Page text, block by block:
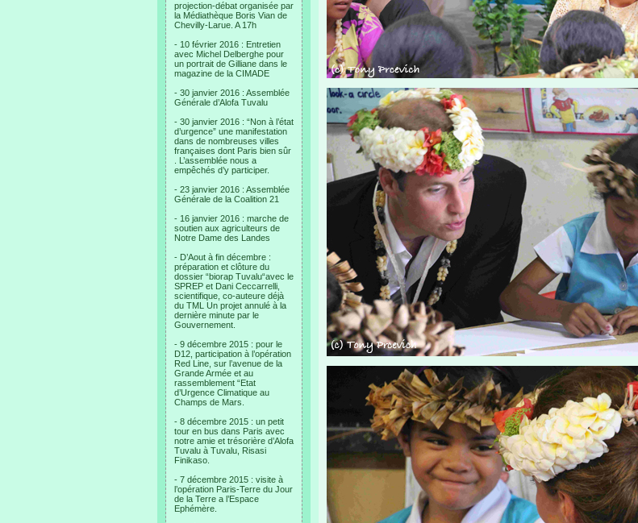
projection-débat organisée par
la Médiathèque Boris Vian de
Chevilly-Larue. A 17h
- 10 février 2016 : Entretien
avec Michel Delberghe pour
un portrait de Gilliane dans le
magazine de la CIMADE
- 30 janvier 2016 : Assemblée
Générale d’Alofa Tuvalu
- 30 janvier 2016 : “Non à l’état
d’urgence” une manifestation
dans de nombreuses villes
françaises dont Paris bien sûr
. L’assemblée nous a
empêchés d’y participer.
- 23 janvier 2016 : Assemblée
Générale de la Coalition 21
- 16 janvier 2016 : marche de
soutien aux agriculteurs de
Notre Dame des Landes
- D’Aout à fin décembre :
préparation et clôture du
dossier “biorap Tuvalu“avec le
SPREP et Dani Ceccarrelli,
scientifique, co-auteure déjà
du TML Un projet annulé à la
dernière minute par le
Gouvernement.
- 9 décembre 2015 : pour le
D12, participation à l’opération
Red Line, sur l’avenue de la
Grande Armée et au
rassemblement “Etat
d’Urgence Climatique au
Champs de Mars.
- 8 décembre 2015 : un petit
tour en bus dans Paris avec
notre amie et trésorière d’Alofa
Tuvalu à Tuvalu, Risasi
Finikaso.
- 7 décembre 2015 : visite à
l’opération Paris-Terre du Jour
de la Terre a l’Espace
Ephémère.